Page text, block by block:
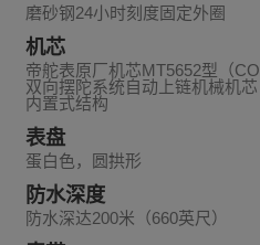
磨砂钢24小时刻度固定外圈
机芯
帝舵表原厂机芯MT5652型（
双向摆陀系统自动上链机械机芯
内置式结构
表盘
蛋白色，圆拱形
防水深度
防水深达200米（660英尺）